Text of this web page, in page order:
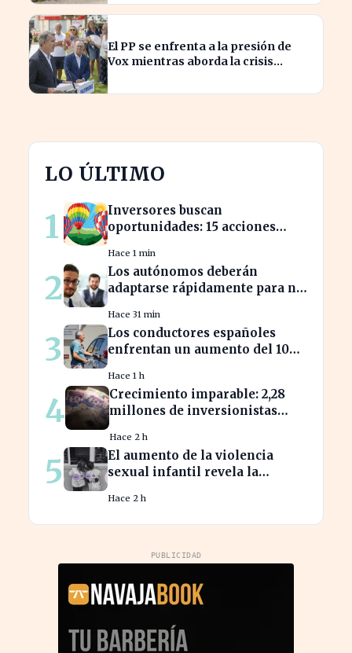
El PP se enfrenta a la presión de
Vox mientras aborda la crisis
LO ÚLTIMO
1
Inversores buscan
oportunidades: 15 acciones
bursátil
Hace 1 min
2
Los autónomos deberán
adaptarse rápidamente para no
nóminas
Hace 31 min
3
Los conductores españoles
enfrentan un aumento del 10%
desde marzo
Hace 1 h
4
Crecimiento imparable: 2,28
millones de inversionistas
de $123,7 billones
Hace 2 h
5
El aumento de la violencia
sexual infantil revela la
familiar
Hace 2 h
PUBLICIDAD